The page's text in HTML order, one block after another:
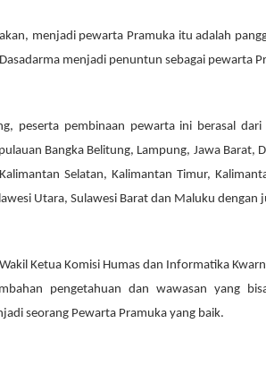
menjadi pewarta Pramuka itu adalah
menjadi penuntun sebagai pewarta
peserta pembinaan pewarta ini berasal dari
Bangka Belitung, Lampung, Jawa Barat,
Kalimantan Selatan, Kalimantan Timur,
Utara, Sulawesi Barat dan Maluku
Ketua Komisi Humas dan Informatika
pengetahuan dan wawasan yang
seorang Pewarta Pramuka yang baik.